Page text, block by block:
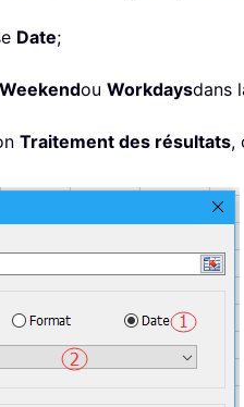
Date;
Weekendou Workdaysdans
Traitement des résultats,